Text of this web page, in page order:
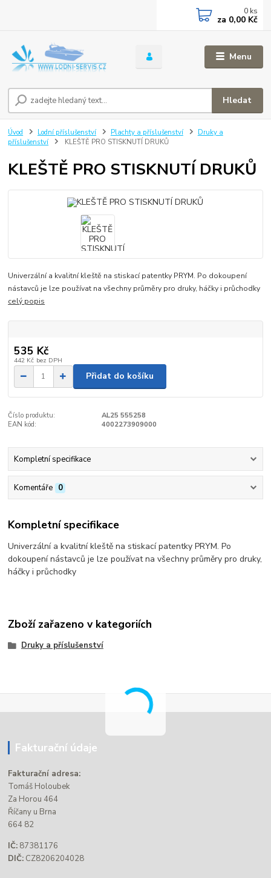
Menu
Hledat
0 ks
za 0,00 Kč
Úvod Lodní příslušenství Plachty a příslušenství
Druky a
příslušenství
KLEŠTĚ PRO STISKNUTÍ DRUKŮ
KLEŠTĚ PRO STISKNUTÍ DRUKŮ
Univerzální a kvalitní kleště na stiskací patentky PRYM. Po dokoupení
nástavců je lze používat na všechny průměry pro druky, háčky i průchodky
celý popis
535 Kč
442 Kč bez DPH
Přidat do košíku
Číslo produktu:
AL25 555258
EAN kód:
4002273909000
Kompletní specifikace
Komentáře 0
Kompletní specifikace
Univerzální a kvalitní kleště na stiskací patentky PRYM. Po
dokoupení nástavců je lze používat na všechny průměry pro druky,
háčky i průchodky
Zboží zařazeno v kategoriích
Druky a příslušenství
Fakturační údaje
Fakturační adresa:
Tomáš Holoubek
Za Horou 464
Říčany u Brna
664 82
IČ: 87381176
DIČ: CZ8206204028